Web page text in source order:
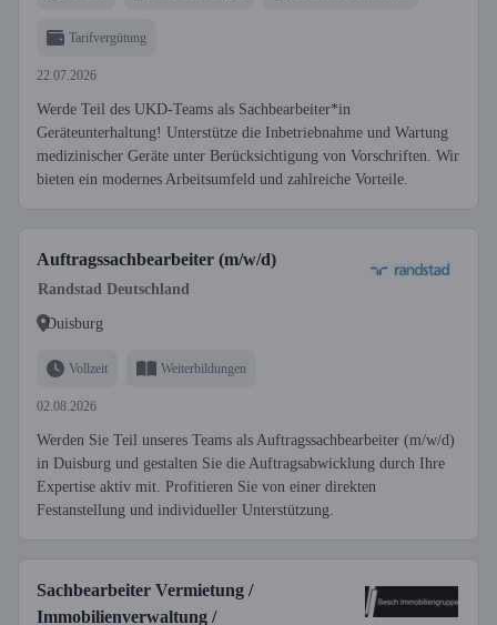
Tarifvergütung
22.07.2026
Werde Teil des UKD-Teams als Sachbearbeiter*in
Geräteunterhaltung! Unterstütze die Inbetriebnahme und Wartung
medizinischer Geräte unter Berücksichtigung von Vorschriften. Wir
bieten ein modernes Arbeitsumfeld und zahlreiche Vorteile.
Auftragssachbearbeiter (m/w/d)
Randstad Deutschland
Duisburg
Vollzeit Weiterbildungen
02.08.2026
Werden Sie Teil unseres Teams als Auftragssachbearbeiter (m/w/d)
in Duisburg und gestalten Sie die Auftragsabwicklung durch Ihre
Expertise aktiv mit. Profitieren Sie von einer direkten
Festanstellung und individueller Unterstützung.
Sachbearbeiter Vermietung /
Immobilienverwaltung /